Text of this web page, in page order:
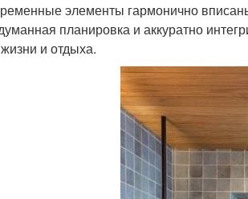
элементы гармонично
планировка и аккуратно
и отдыха.